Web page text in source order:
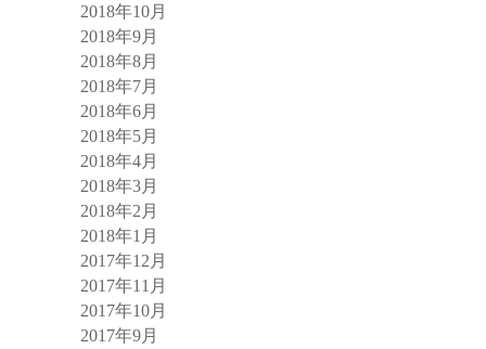
2018年10月
2018年9月
2018年8月
2018年7月
2018年6月
2018年5月
2018年4月
2018年3月
2018年2月
2018年1月
2017年12月
2017年11月
2017年10月
2017年9月